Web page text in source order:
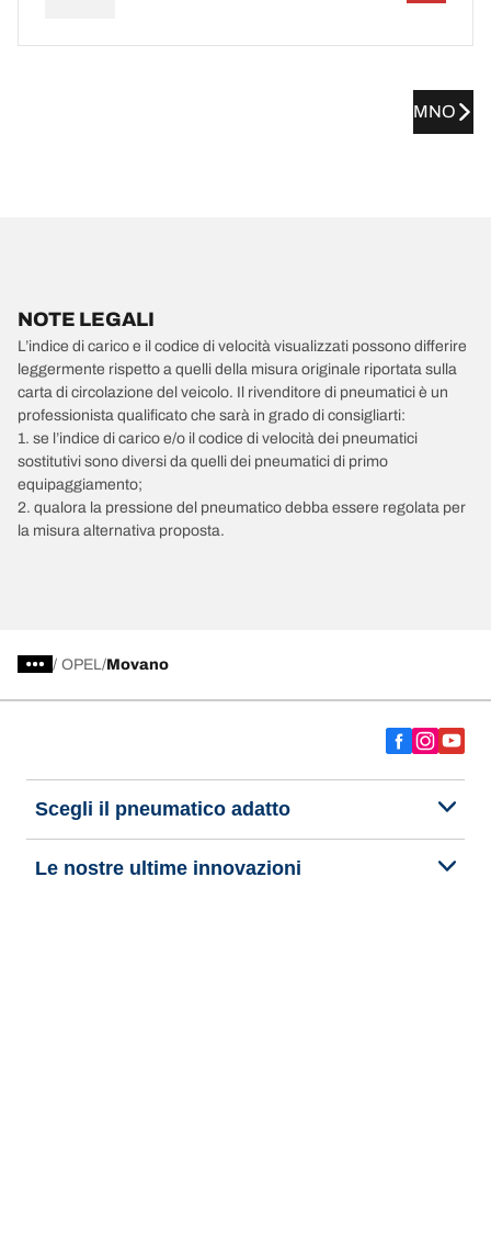
MNO
NOTE LEGALI
L’indice di carico e il codice di velocità visualizzati possono differire
leggermente rispetto a quelli della misura originale riportata sulla
carta di circolazione del veicolo. Il rivenditore di pneumatici è un
professionista qualificato che sarà in grado di consigliarti:
1. se l’indice di carico e/o il codice di velocità dei pneumatici
sostitutivi sono diversi da quelli dei pneumatici di primo
equipaggiamento;
2. qualora la pressione del pneumatico debba essere regolata per
la misura alternativa proposta.
/ OPEL Movano
Scegli il pneumatico adatto
Le nostre ultime innovazioni